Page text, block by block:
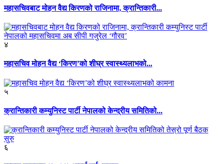
महासचिवबाट मोहन वैद्य किरणको राजिनामा, क्रान्तिकारी...
४
महासचिव मोहन वैद्य ‘किरण’को शीघ्र स्वास्थ्यलाभको...
५
क्रान्तिकारी कम्युनिस्ट पार्टी नेपालको केन्द्रीय समितिको...
६